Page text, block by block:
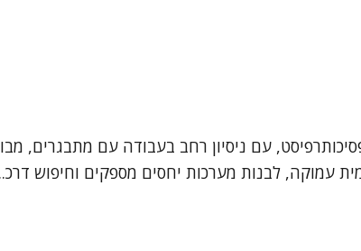
עם ניסיון רחב בעבודה עם מתבגרים,
עמוקה, לבנות מערכות יחסים מספקים וחיפוש